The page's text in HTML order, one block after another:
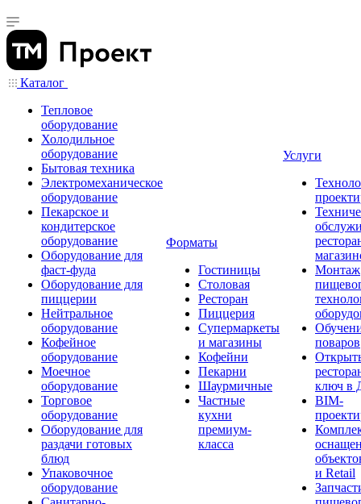
Каталог
Тепловое
оборудование
Холодильное
оборудование
Бытовая техника
Электромеханическое
оборудование
Пекарское и
кондитерское
оборудование
Оборудование для
фаст-фуда
Оборудование для
пиццерии
Нейтральное
оборудование
Кофейное
оборудование
Моечное
оборудование
Торговое
оборудование
Оборудование для
раздачи готовых
блюд
Упаковочное
оборудование
Форматы
Гостиницы
Столовая
Ресторан
Пиццерия
Супермаркеты
и магазины
Кофейни
Пекарни
Шаурмичные
Частные
кухни
премиум-
класса
Услуги
Монтаж
поваров
ключ в
BIM-
и Retail